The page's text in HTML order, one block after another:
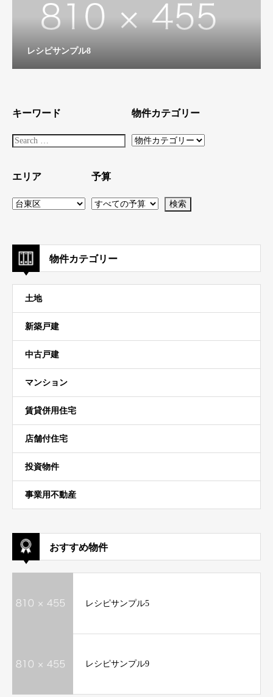
レシピサンプル8
キーワード 物件カテゴリー
エリア 予算
物件カテゴリー
土地
新築戸建
中古戸建
マンション
賃貸併用住宅
店舗付住宅
投資物件
事業用不動産
おすすめ物件
レシピサンプル5
レシピサンプル9